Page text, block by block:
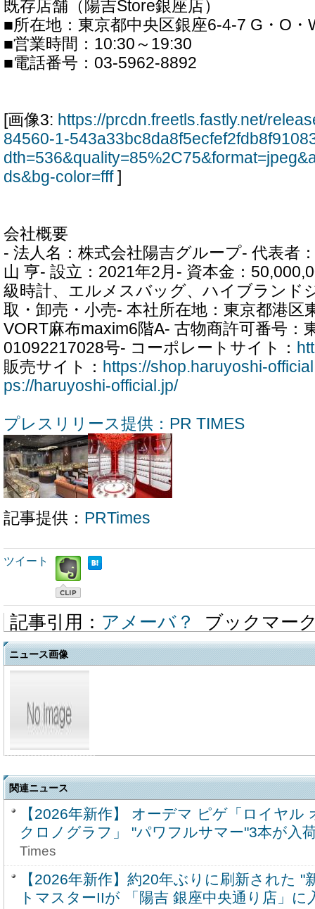
既存店舗（陽吉Store銀座店）
■所在地：東京都中央区銀座6-4-7 G・O・
■営業時間：10:30～19:30
■電話番号：03-5962-8892
[画像3: https://prcdn.freetls.fastly.net/
84560-1-
ds&bg-color=fff]
会社概要
- 法人名：株式会社陽吉グループ- 代表者
山 亨- 設立：2021年2月- 資本金：
級時計、エルメスバッグ、ハイブランド
取・卸売・小売- 本社所在地：東京都港区
VORT麻布maxim6階A- 古物商許可番号：
01092217028号- コーポレートサイト：
販売サイト： https://shop.haruyoshi-
ps://haruyoshi-official.jp/
プレスリリース提供：PR TIMES
記事提供： PRTimes
ツイート
記事引用： アメーバ？ ブックマー
ニュース画像
関連ニュース
【2026年新作】 オーデマ ピゲ「ロイヤル
クロノグラフ」 "パワフルサマー"3本が入
Times
【2026年新作】約20年ぶりに刷新された
トマスターIIが 「陽吉 銀座中央通り店」に